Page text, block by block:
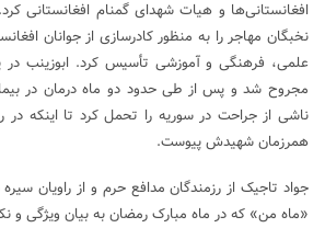
افغانستانی‌ها و هیات شهدای گمنام افغانستانی
نخبگان مهاجر را به منظور کادرسازی از جوانان
مجروح شد و پس از طی حدود دو ماه درمان در
همرزمان شهیدش پیوست.
جواد تاجیک از رزمندگان مدافع حرم و از راویان
«ماه من» که در ماه مبارک رمضان به بیان ویژگی و